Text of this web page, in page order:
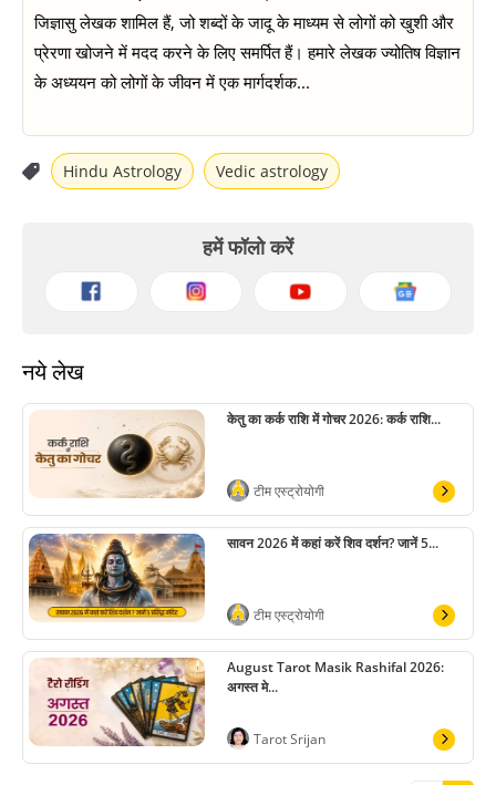
जिज्ञासु लेखक शामिल हैं, जो शब्दों के जादू के माध्यम से लोगों को खुशी और
प्रेरणा खोजने में मदद करने के लिए समर्पित हैं। हमारे लेखक ज्योतिष विज्ञान
के अध्ययन को लोगों के जीवन में एक मार्गदर्शक...
Hindu Astrology Vedic astrology
हमें फॉलो करें
नये लेख
केतु का कर्क राशि में गोचर 2026: कर्क राशि...
टीम एस्ट्रोयोगी
सावन 2026 में कहां करें शिव दर्शन? जानें 5...
टीम एस्ट्रोयोगी
August Tarot Masik Rashifal 2026:
अगस्त मे...
Tarot Srijan